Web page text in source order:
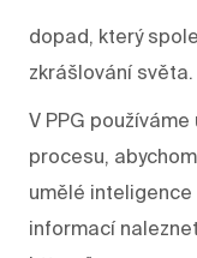
dopad, který
zkrášlování světa.
V PPG
procesu,
umělé
informací